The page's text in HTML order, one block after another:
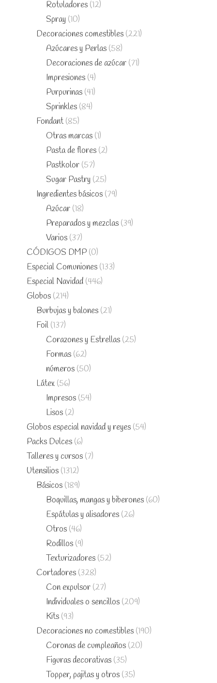
Rotuladores (12)
Spray (10)
Decoraciones comestibles (221)
Azúcares y Perlas (58)
Decoraciones de azúcar (71)
Impresiones (4)
Purpurinas (41)
Sprinkles (84)
Fondant (85)
Otras marcas (1)
Pasta de flores (2)
Pastkolor (57)
Sugar Pastry (25)
Ingredientes básicos (79)
Azúcar (18)
Preparados y mezclas (39)
Varios (37)
CÓDIGOS DMP (0)
Especial Comuniones (133)
Especial Navidad (446)
Globos (214)
Burbujas y balones (21)
Foil (137)
Corazones y Estrellas (25)
Formas (62)
números (50)
Látex (56)
Impresos (54)
Lisos (2)
Globos especial navidad y reyes (54)
Packs Dulces (6)
Talleres y cursos (7)
Utensilios (1312)
Básicos (189)
Boquillas, mangas y biberones (60)
Espátulas y alisadores (26)
Otros (46)
Rodillos (9)
Texturizadores (52)
Cortadores (328)
Con expulsor (27)
Individuales o sencillos (209)
Kits (93)
Decoraciones no comestibles (190)
Coronas de cumpleaños (20)
Figuras decorativas (35)
Topper, pajitas y otros (35)